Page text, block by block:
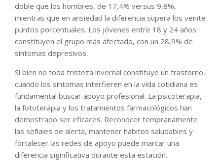
doble que los hombres, de 17,4% versus 9,8%,
mientras que en ansiedad la diferencia supera los veinte
puntos porcentuales. Los jóvenes entre 18 y 24 años
constituyen el grupo más afectado, con un 28,9% de
síntomas depresivos.
Si bien no toda tristeza invernal constituye un trastorno,
cuando los síntomas interfieren en la vida cotidiana es
fundamental buscar apoyo profesional. La psicoterapia,
la fototerapia y los tratamientos farmacológicos han
demostrado ser eficaces. Reconocer tempranamente
las señales de alerta, mantener hábitos saludables y
fortalecer las redes de apoyo puede marcar una
diferencia significativa durante esta estación.